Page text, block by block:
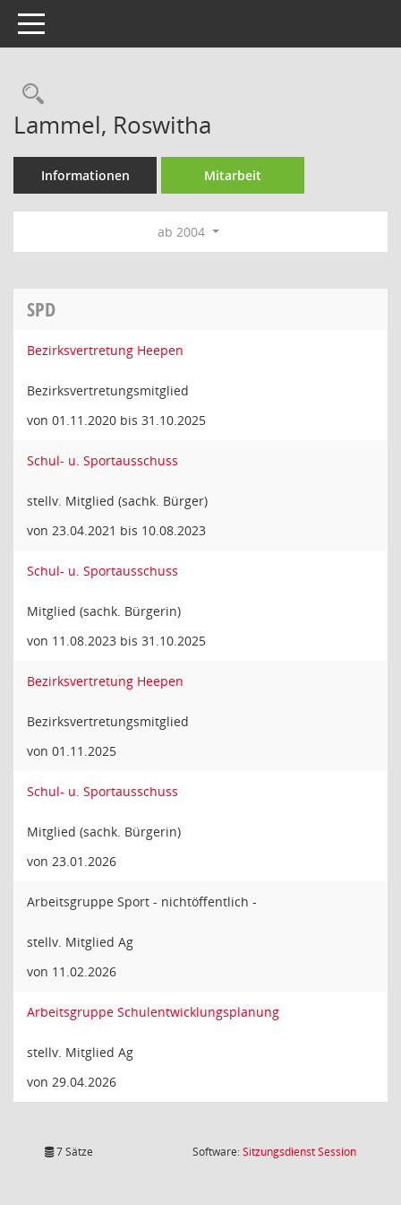
Toggle navigation
Rechercheauswahl
Lammel, Roswitha
Informationen Mitarbeit
ab 2004
SPD
Bezirksvertretung Heepen
Bezirksvertretungsmitglied
von 01.11.2020 bis 31.10.2025
Schul- u. Sportausschuss
stellv. Mitglied (sachk. Bürger)
von 23.04.2021 bis 10.08.2023
Schul- u. Sportausschuss
Mitglied (sachk. Bürgerin)
von 11.08.2023 bis 31.10.2025
Bezirksvertretung Heepen
Bezirksvertretungsmitglied
von 01.11.2025
Schul- u. Sportausschuss
Mitglied (sachk. Bürgerin)
von 23.01.2026
Arbeitsgruppe Sport - nichtöffentlich -
stellv. Mitglied Ag
von 11.02.2026
Arbeitsgruppe Schulentwicklungsplanung
stellv. Mitglied Ag
von 29.04.2026
7 Sätze Software:SitzungsdienstSession(Wird in